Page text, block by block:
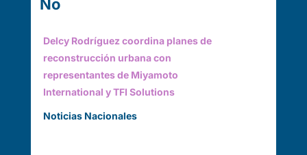
Noticias
Delcy Rodríguez coordina planes de
reconstrucción urbana con
representantes de Miyamoto
International y TFI Solutions
Noticias Nacionales